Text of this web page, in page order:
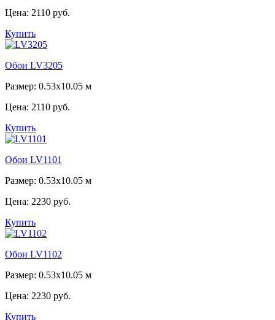
Цена: 2110 руб.
Купить
Обои LV3205
Размер: 0.53x10.05 м
Цена: 2110 руб.
Купить
Обои LV1101
Размер: 0.53x10.05 м
Цена: 2230 руб.
Купить
Обои LV1102
Размер: 0.53x10.05 м
Цена: 2230 руб.
Купить